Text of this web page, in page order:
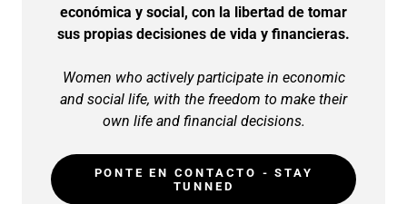
económica y social, con la libertad de tomar
sus propias decisiones de vida y financieras.
Women who actively participate in economic
and social life, with the freedom to make their
own life and financial decisions.
PONTE EN CONTACTO - STAY
TUNNED